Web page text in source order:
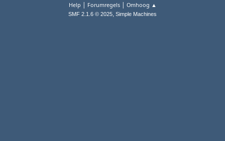
Help | Forumregels| Omhoog ▲
SMF 2.1.6 © 2025, Simple Machines